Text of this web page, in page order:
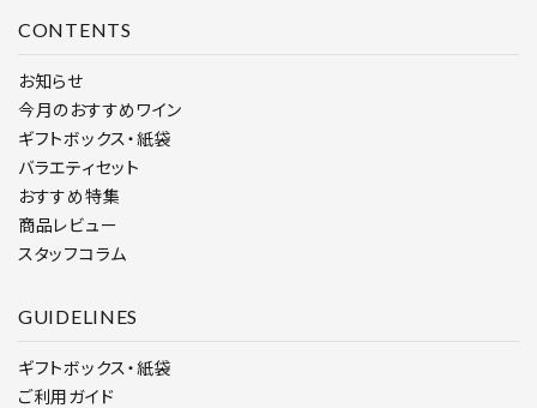
CONTENTS
お知らせ
今月のおすすめワイン
ギフトボックス・紙袋
バラエティセット
おすすめ特集
商品レビュー
スタッフコラム
GUIDELINES
ギフトボックス・紙袋
ご利用ガイド